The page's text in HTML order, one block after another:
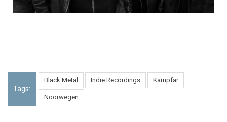
Tags:
Black Metal Indie Recordings Kampfar
Noorwegen